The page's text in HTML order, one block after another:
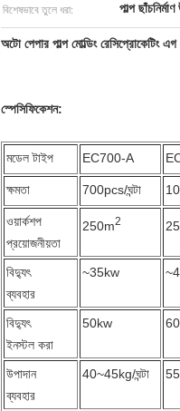
বিশেষভাবে তুলে ধরা: পাল্প
অটো পেপার পাল্প মোল্ডিং রেসিপ্রোকেটিং এগ
স্পেসিফিকেশন:
মডেল টাইপ EC700-A
ক্ষমতা 700pcs/ঘন্টা
ওয়ার্কশপ
প্রয়োজনীয়তা
250m2
বিদ্যুৎ
ব্যবহার
~35kw
বিদ্যুৎ
ইনস্টল করা
50kw
উপাদান
ব্যবহার
40~45kg/ঘন্টা